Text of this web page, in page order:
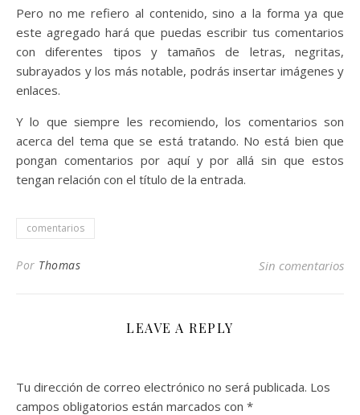
Pero no me refiero al contenido, sino a la forma ya que
este agregado hará que puedas escribir tus comentarios
con diferentes tipos y tamaños de letras, negritas,
subrayados y los más notable, podrás insertar imágenes y
enlaces.
Y lo que siempre les recomiendo, los comentarios son
acerca del tema que se está tratando. No está bien que
pongan comentarios por aquí y por allá sin que estos
tengan relación con el título de la entrada.
comentarios
Por Thomas Sin comentarios
LEAVE A REPLY
Tu dirección de correo electrónico no será publicada. Los
campos obligatorios están marcados con *